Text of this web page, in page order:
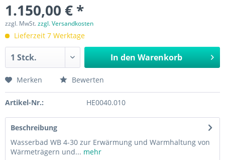
1.150,00 € *
zzgl. MwSt.zzgl. Versandkosten
Lieferzeit 7 Werktage
In den Warenkorb
Merken Bewerten
Artikel-Nr.: HE0040.010
Beschreibung
Wasserbad WB 4-30 zur Erwärmung und Warmhaltung von
Wärmeträgern und... mehr